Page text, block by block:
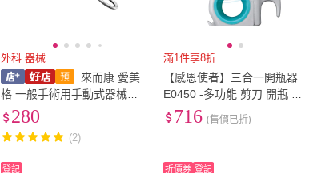
外科 器械
來而康 愛美
格 一般手術用手動式器械
(未滅菌) 直式 彎式 反式 14c
頭 雙圓頭 器
280
(2)
登記
滿1件享8折
【感恩使者】三合一開瓶器
E0450 -多功能 剪刀 開瓶 開
易開罐(日本製-用餐輔具)
716 (售價已折)
折價券 登記